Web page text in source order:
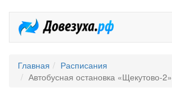
Главная
Расписания
Автобусная остановка «Щекутово-2»